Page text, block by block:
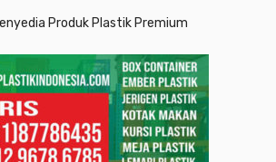
Produk Plastik Premium